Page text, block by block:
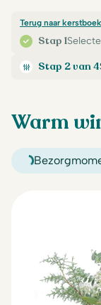
Stap 1
Terug naar
Stap 2 van 4
Warm